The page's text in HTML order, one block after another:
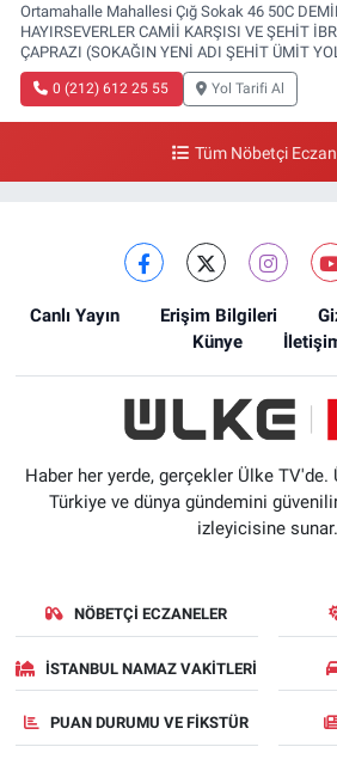
Ortamahalle Mahallesi Çığ Sokak 46 50C
HAYIRSEVERLER CAMİİ KARŞISI VE ŞEHİT
ÇAPRAZI (SOKAĞIN YENİ ADI ŞEHİT ÜMİT
0 (212) 612 25 55 Yol Tarifi Al
Tüm Nöbetçi
Canlı Yayın Erişim Bilgileri
Künye
Haber her yerde, gerçekler Ülke TV'de.
Türkiye ve dünya gündemini
izleyicisine sunar.
NÖBETÇI ECZANELER
İSTANBUL NAMAZ VAKITLERI
PUAN DURUMU VE FIKSTÜR